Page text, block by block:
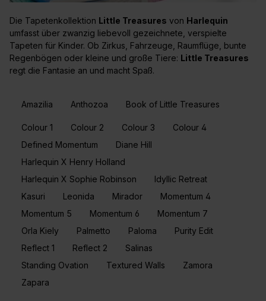
Die Tapetenkollektion Little Treasures von Harlequin
umfasst über zwanzig liebevoll gezeichnete, verspielte
Tapeten für Kinder. Ob Zirkus, Fahrzeuge, Raumflüge, bunte
Regenbögen oder kleine und große Tiere: Little Treasures
regt die Fantasie an und macht Spaß.
Amazilia Anthozoa Book of Little Treasures
Colour 1 Colour 2 Colour 3
Colour 4
Defined Momentum
Diane Hill
Harlequin X Henry Holland
Harlequin X Sophie Robinson
Idyllic Retreat
Kasuri
Leonida Mirador
Momentum 4
Momentum 5
Momentum 6
Momentum 7
Orla Kiely
Palmetto Paloma
Purity Edit
Reflect 1
Reflect 2
Salinas
Standing Ovation
Textured Walls
Zamora
Zapara